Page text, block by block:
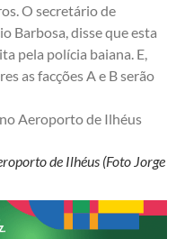
O secretário de
Barbosa, disse que esta
pela polícia baiana. E,
as facções A e B serão
de Ilhéus (Foto Jorge